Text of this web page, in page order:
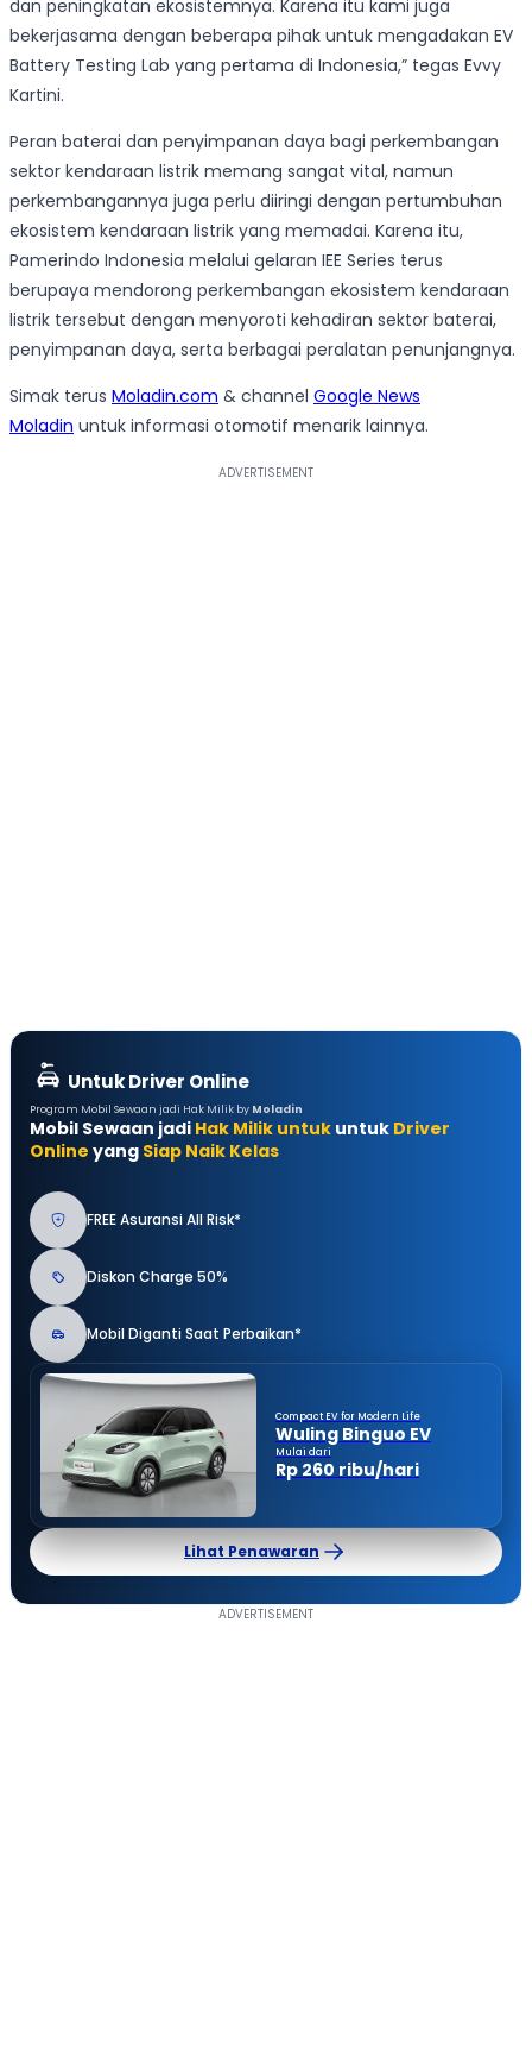
dan peningkatan ekosistemnya. Karena itu kami juga
bekerjasama dengan beberapa pihak untuk mengadakan EV
Battery Testing Lab yang pertama di Indonesia,” tegas Evvy
Kartini.
Peran baterai dan penyimpanan daya bagi perkembangan
sektor kendaraan listrik memang sangat vital, namun
perkembangannya juga perlu diiringi dengan pertumbuhan
ekosistem kendaraan listrik yang memadai. Karena itu,
Pamerindo Indonesia melalui gelaran IEE Series terus
berupaya mendorong perkembangan ekosistem kendaraan
listrik tersebut dengan menyoroti kehadiran sektor baterai,
penyimpanan daya, serta berbagai peralatan penunjangnya.
Simak terus Moladin.com & channel Google News
Moladin untuk informasi otomotif menarik lainnya.
Untuk Driver Online
Program Mobil Sewaan jadi Hak Milik by Moladin
Mobil Sewaan jadi Hak Milik untuk untuk Driver
Online yang Siap Naik Kelas
FREE Asuransi All Risk*
Diskon Charge 50%
Mobil Diganti Saat Perbaikan*
Compact EV for Modern Life
Wuling Binguo EV
Mulai dari
Rp 260 ribu/hari
Lihat Penawaran